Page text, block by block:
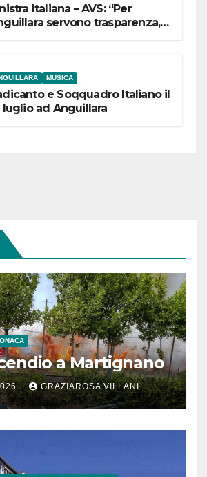
Italiana – AVS: “Per
servono trasparenza,
MUSICA
e Soqquadro Italiano il
luglio ad Anguillara
a Martignano
GRAZIAROSA VILLANI